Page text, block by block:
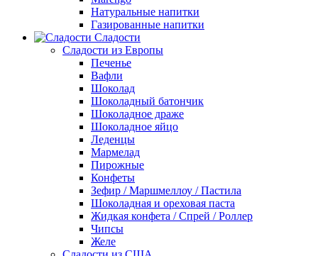
Натуральные напитки
Газированные напитки
Сладости
Сладости из Европы
Печенье
Вафли
Шоколад
Шоколадный батончик
Шоколадное драже
Шоколадное яйцо
Леденцы
Мармелад
Пирожные
Конфеты
Зефир / Маршмеллоу / Пастила
Шоколадная и ореховая паста
Жидкая конфета / Спрей / Роллер
Чипсы
Желе